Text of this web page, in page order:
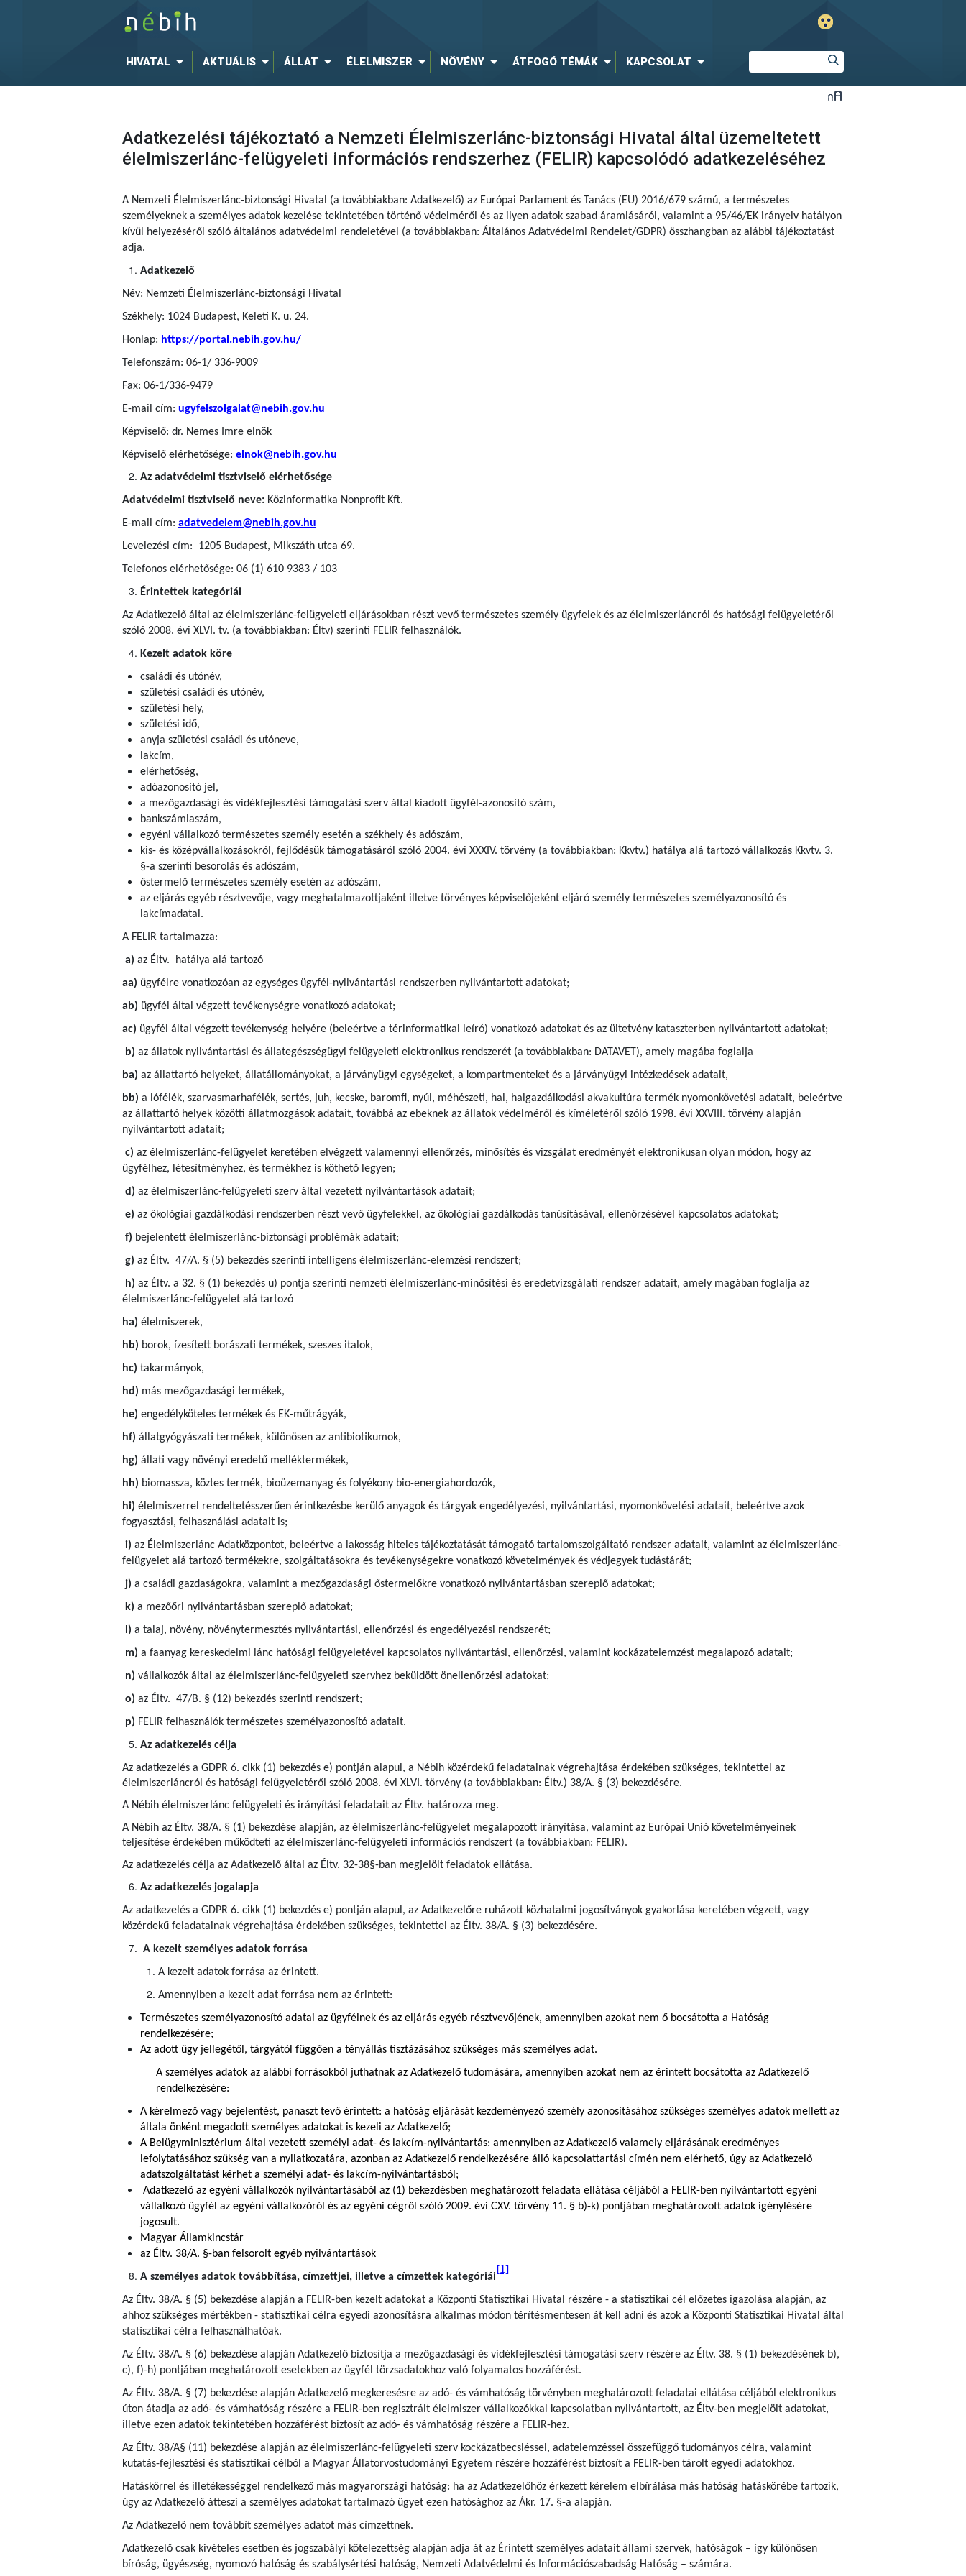
HIVATAL AKTUÁLIS ÁLLAT ÉLELMISZER NÖVÉNY ÁTFOGÓ TÉMÁK KAPCSOLAT
Adatkezelési tájékoztató a Nemzeti Élelmiszerlánc-biztonsági Hivatal által üzemeltetett
élelmiszerlánc-felügyeleti információs rendszerhez (FELIR) kapcsolódó adatkezeléséhez
A Nemzeti Élelmiszerlánc-biztonsági Hivatal (a továbbiakban: Adatkezelő) az Európai Parlament és Tanács (EU) 2016/679 számú, a természetes
személyeknek a személyes adatok kezelése tekintetében történő védelméről és az ilyen adatok szabad áramlásáról, valamint a 95/46/EK irányelv hatályon
kívül helyezéséről szóló általános adatvédelmi rendeletével (a továbbiakban: Általános Adatvédelmi Rendelet/GDPR) összhangban az alábbi tájékoztatást
adja.
Adatkezelő
Név: Nemzeti Élelmiszerlánc-biztonsági Hivatal
Székhely: 1024 Budapest, Keleti K. u. 24.
Honlap: https://portal.nebih.gov.hu/
Telefonszám: 06-1/ 336-9009
Fax: 06-1/336-9479
E-mail cím: ugyfelszolgalat@nebih.gov.hu
Képviselő: dr. Nemes Imre elnök
Képviselő elérhetősége: elnok@nebih.gov.hu
Az adatvédelmi tisztviselő elérhetősége
Adatvédelmi tisztviselő neve:Közinformatika Nonprofit Kft.
E-mail cím: adatvedelem@nebih.gov.hu
Levelezési cím: 1205 Budapest, Mikszáth utca 69.
Telefonos elérhetősége: 06 (1) 610 9383 / 103
Érintettek kategóriái
Az Adatkezelő által az élelmiszerlánc-felügyeleti eljárásokban részt vevő természetes személy ügyfelek és az élelmiszerláncról és hatósági felügyeletéről
szóló 2008. évi XLVI. tv. (a továbbiakban: Éltv) szerinti FELIR felhasználók.
Kezelt adatok köre
családi és utónév,
születési családi és utónév,
születési hely,
születési idő,
anyja születési családi és utóneve,
lakcím,
elérhetőség,
adóazonosító jel,
a mezőgazdasági és vidékfejlesztési támogatási szerv által kiadott ügyfél-azonosító szám,
bankszámlaszám,
egyéni vállalkozó természetes személy esetén a székhely és adószám,
kis- és középvállalkozásokról, fejlődésük támogatásáról szóló 2004. évi XXXIV. törvény (a továbbiakban: Kkvtv.) hatálya alá tartozó vállalkozás Kkvtv. 3.
§-a szerinti besorolás és adószám,
őstermelő természetes személy esetén az adószám,
az eljárás egyéb résztvevője, vagy meghatalmazottjaként illetve törvényes képviselőjeként eljáró személy természetes személyazonosító és
lakcímadatai.
A FELIR tartalmazza:
a) az Éltv. hatálya alá tartozó
aa) ügyfélre vonatkozóan az egységes ügyfél-nyilvántartási rendszerben nyilvántartott adatokat;
ab) ügyfél által végzett tevékenységre vonatkozó adatokat;
ac) ügyfél által végzett tevékenység helyére (beleértve a térinformatikai leíró) vonatkozó adatokat és az ültetvény kataszterben nyilvántartott adatokat;
b) az állatok nyilvántartási és állategészségügyi felügyeleti elektronikus rendszerét (a továbbiakban: DATAVET), amely magába foglalja
ba) az állattartó helyeket, állatállományokat, a járványügyi egységeket, a kompartmenteket és a járványügyi intézkedések adatait,
bb) a lófélék, szarvasmarhafélék, sertés, juh, kecske, baromfi, nyúl, méhészeti, hal, halgazdálkodási akvakultúra termék nyomonkövetési adatait, beleértve
az állattartó helyek közötti állatmozgások adatait, továbbá az ebeknek az állatok védelméről és kíméletéről szóló 1998. évi XXVIII. törvény alapján
nyilvántartott adatait;
c) az élelmiszerlánc-felügyelet keretében elvégzett valamennyi ellenőrzés, minősítés és vizsgálat eredményét elektronikusan olyan módon, hogy az
ügyfélhez, létesítményhez, és termékhez is köthető legyen;
d) az élelmiszerlánc-felügyeleti szerv által vezetett nyilvántartások adatait;
e) az ökológiai gazdálkodási rendszerben részt vevő ügyfelekkel, az ökológiai gazdálkodás tanúsításával, ellenőrzésével kapcsolatos adatokat;
f) bejelentett élelmiszerlánc-biztonsági problémák adatait;
g) az Éltv. 47/A. § (5) bekezdés szerinti intelligens élelmiszerlánc-elemzési rendszert;
h) az Éltv. a 32. § (1) bekezdés u) pontja szerinti nemzeti élelmiszerlánc-minősítési és eredetvizsgálati rendszer adatait, amely magában foglalja az
élelmiszerlánc-felügyelet alá tartozó
ha) élelmiszerek,
hb) borok, ízesített borászati termékek, szeszes italok,
hc) takarmányok,
hd) más mezőgazdasági termékek,
he) engedélyköteles termékek és EK-műtrágyák,
hf) állatgyógyászati termékek, különösen az antibiotikumok,
hg) állati vagy növényi eredetű melléktermékek,
hh) biomassza, köztes termék, bioüzemanyag és folyékony bio-energiahordozók,
hi) élelmiszerrel rendeltetésszerűen érintkezésbe kerülő anyagok és tárgyak engedélyezési, nyilvántartási, nyomonkövetési adatait, beleértve azok
fogyasztási, felhasználási adatait is;
i) az Élelmiszerlánc Adatközpontot, beleértve a lakosság hiteles tájékoztatását támogató tartalomszolgáltató rendszer adatait, valamint az élelmiszerlánc-
felügyelet alá tartozó termékekre, szolgáltatásokra és tevékenységekre vonatkozó követelmények és védjegyek tudástárát;
j) a családi gazdaságokra, valamint a mezőgazdasági őstermelőkre vonatkozó nyilvántartásban szereplő adatokat;
k) a mezőőri nyilvántartásban szereplő adatokat;
l) a talaj, növény, növénytermesztés nyilvántartási, ellenőrzési és engedélyezési rendszerét;
m) a faanyag kereskedelmi lánc hatósági felügyeletével kapcsolatos nyilvántartási, ellenőrzési, valamint kockázatelemzést megalapozó adatait;
n) vállalkozók által az élelmiszerlánc-felügyeleti szervhez beküldött önellenőrzési adatokat;
o) az Éltv. 47/B. § (12) bekezdés szerinti rendszert;
p) FELIR felhasználók természetes személyazonosító adatait.
Az adatkezelés célja
Az adatkezelés a GDPR 6. cikk (1) bekezdés e) pontján alapul, a Nébih közérdekű feladatainak végrehajtása érdekében szükséges, tekintettel az
élelmiszerláncról és hatósági felügyeletéről szóló 2008. évi XLVI. törvény (a továbbiakban: Éltv.) 38/A. § (3) bekezdésére.
A Nébih élelmiszerlánc felügyeleti és irányítási feladatait az Éltv. határozza meg.
A Nébih az Éltv. 38/A. § (1) bekezdése alapján, az élelmiszerlánc-felügyelet megalapozott irányítása, valamint az Európai Unió követelményeinek
teljesítése érdekében működteti az élelmiszerlánc-felügyeleti információs rendszert (a továbbiakban: FELIR).
Az adatkezelés célja az Adatkezelő által az Éltv. 32-38§-ban megjelölt feladatok ellátása.
Az adatkezelés jogalapja
Az adatkezelés a GDPR 6. cikk (1) bekezdés e) pontján alapul, az Adatkezelőre ruházott közhatalmi jogosítványok gyakorlása keretében végzett, vagy
közérdekű feladatainak végrehajtása érdekében szükséges, tekintettel az Éltv. 38/A. § (3) bekezdésére.
A kezelt személyes adatok forrása
A kezelt adatok forrása az érintett.
Amennyiben a kezelt adat forrása nem az érintett:
Természetes személyazonosító adatai az ügyfélnek és az eljárás egyéb résztvevőjének, amennyiben azokat nem ő bocsátotta a Hatóság
rendelkezésére;
Az adott ügy jellegétől, tárgyától függően a tényállás tisztázásához szükséges más személyes adat.
A személyes adatok az alábbi forrásokból juthatnak az Adatkezelő tudomására, amennyiben azokat nem az érintett bocsátotta az Adatkezelő
rendelkezésére:
A kérelmező vagy bejelentést, panaszt tevő érintett: a hatóság eljárását kezdeményező személy azonosításához szükséges személyes adatok mellett az
általa önként megadott személyes adatokat is kezeli az Adatkezelő;
A Belügyminisztérium által vezetett személyi adat- és lakcím-nyilvántartás: amennyiben az Adatkezelő valamely eljárásának eredményes
lefolytatásához szükség van a nyilatkozatára, azonban az Adatkezelő rendelkezésére álló kapcsolattartási címén nem elérhető, úgy az Adatkezelő
adatszolgáltatást kérhet a személyi adat- és lakcím-nyilvántartásból;
Adatkezelő az egyéni vállalkozók nyilvántartásából az (1) bekezdésben meghatározott feladata ellátása céljából a FELIR-ben nyilvántartott egyéni
vállalkozó ügyfél az egyéni vállalkozóról és az egyéni cégről szóló 2009. évi CXV. törvény 11. § b)-k) pontjában meghatározott adatok igénylésére
jogosult.
Magyar Államkincstár
az Éltv. 38/A. §-ban felsorolt egyéb nyilvántartások
A személyes adatok továbbítása, címzettjei, illetve a címzettek kategóriái
[1]
Az Éltv. 38/A. § (5) bekezdése alapján a FELIR-ben kezelt adatokat a Központi Statisztikai Hivatal részére - a statisztikai cél előzetes igazolása alapján, az
ahhoz szükséges mértékben - statisztikai célra egyedi azonosításra alkalmas módon térítésmentesen át kell adni és azok a Központi Statisztikai Hivatal által
statisztikai célra felhasználhatóak.
Az Éltv. 38/A. § (6) bekezdése alapján Adatkezelő biztosítja a mezőgazdasági és vidékfejlesztési támogatási szerv részére az Éltv. 38. § (1) bekezdésének b),
c), f)-h) pontjában meghatározott esetekben az ügyfél törzsadatokhoz való folyamatos hozzáférést.
Az Éltv. 38/A. § (7) bekezdése alapján Adatkezelő megkeresésre az adó- és vámhatóság törvényben meghatározott feladatai ellátása céljából elektronikus
úton átadja az adó- és vámhatóság részére a FELIR-ben regisztrált élelmiszer vállalkozókkal kapcsolatban nyilvántartott, az Éltv-ben megjelölt adatokat,
illetve ezen adatok tekintetében hozzáférést biztosít az adó- és vámhatóság részére a FELIR-hez.
Az Éltv. 38/A§ (11) bekezdése alapján az élelmiszerlánc-felügyeleti szerv kockázatbecsléssel, adatelemzéssel összefüggő tudományos célra, valamint
kutatás-fejlesztési és statisztikai célból a Magyar Állatorvostudományi Egyetem részére hozzáférést biztosít a FELIR-ben tárolt egyedi adatokhoz.
Hatáskörrel és illetékességgel rendelkező más magyarországi hatóság: ha az Adatkezelőhöz érkezett kérelem elbírálása más hatóság hatáskörébe tartozik,
úgy az Adatkezelő átteszi a személyes adatokat tartalmazó ügyet ezen hatósághoz az Ákr. 17. §-a alapján.
Az Adatkezelő nem továbbít személyes adatot más címzettnek.
Adatkezelő csak kivételes esetben és jogszabályi kötelezettség alapján adja át az Érintett személyes adatait állami szervek, hatóságok – így különösen
bíróság, ügyészség, nyomozó hatóság és szabálysértési hatóság, Nemzeti Adatvédelmi és Információszabadság Hatóság – számára.